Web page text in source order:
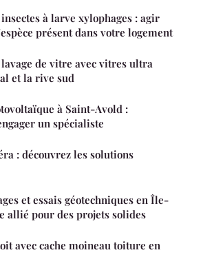
à larve xylophages : agir
présent dans votre logement
de vitre avec vitres ultra
et la rive sud
à Saint-Avold :
un spécialiste
: découvrez les solutions
et essais géotechniques en Île-
allié pour des projets solides
avec cache moineau toiture en